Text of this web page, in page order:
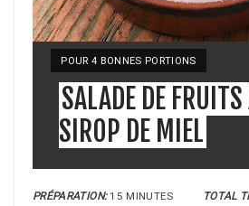
YIELD:
POUR 4 BONNES PORTIONS
SALADE DE FRUITS
SIROP DE MIEL
PRÉPARATION: 15 MINUTES TOTAL